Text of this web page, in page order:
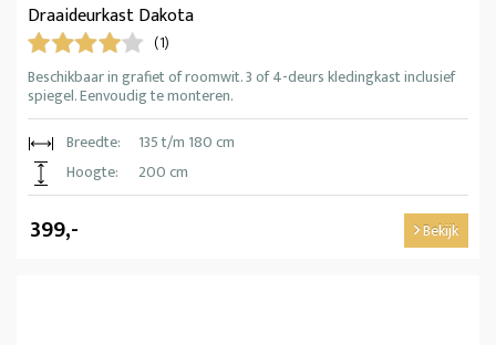
Draaideurkast Dakota
(1)
Beschikbaar in grafiet of roomwit. 3 of 4-deurs kledingkast inclusief
spiegel. Eenvoudig te monteren.
Breedte:
135 t/m 180 cm
Hoogte:
200 cm
399,- Bekijk